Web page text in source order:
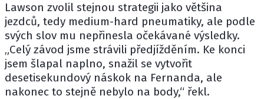
Lawson zvolil stejnou strategii jako většina
jezdců, tedy medium-hard pneumatiky, ale podle
svých slov mu nepřinesla očekávané výsledky.
„Celý závod jsme strávili předjížděním. Ke konci
jsem šlapal naplno, snažil se vytvořit
desetisekundový náskok na Fernanda, ale
nakonec to stejně nebylo na body,“ řekl.